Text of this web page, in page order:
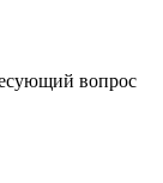
вопрос